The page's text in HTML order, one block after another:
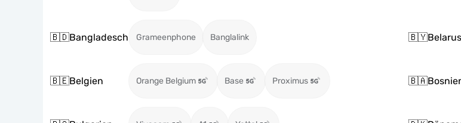
🇧🇩Bangladesch Grameenphone Banglalink 🇧🇾Belarus
🇧🇪Belgien Orange Belgium Base Proximus 🇧🇦